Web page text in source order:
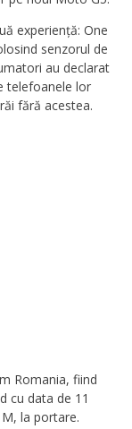
experiență: One
senzorul de
au declarat
telefoanele lor
fără acestea.
Romania, fiind
cu data de 11
la portare.